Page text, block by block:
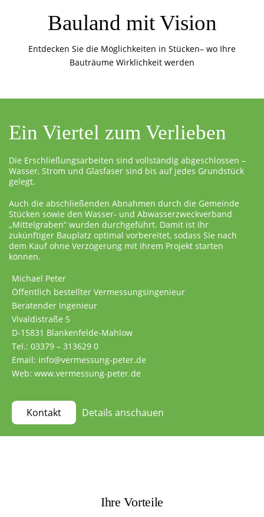
Bauland mit Vision
Entdecken Sie die Möglichkeiten in Stücken– wo Ihre
Bauträume Wirklichkeit werden
Ein Viertel zum Verlieben
Die Erschließungsarbeiten sind vollständig abgeschlossen –
Wasser, Strom und Glasfaser sind bis auf jedes Grundstück
gelegt.
Auch die abschließenden Abnahmen durch die Gemeinde
Stücken sowie den Wasser- und Abwasserzweckverband
„Mittelgraben“ wurden durchgeführt. Damit ist Ihr
zukünftiger Bauplatz optimal vorbereitet, sodass Sie nach
dem Kauf ohne Verzögerung mit Ihrem Projekt starten
können.
Michael Peter
Öffentlich bestellter Vermessungsingenieur
Beratender Ingenieur
Vivaldistraße 5
D-15831 Blankenfelde-Mahlow
Tel.: 03379 – 313629 0
Email: info@vermessung-peter.de
Web: www.vermessung-peter.de
Kontakt Details anschauen
Ihre Vorteile